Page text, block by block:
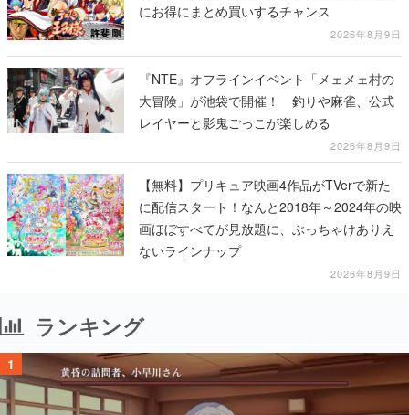
にお得にまとめ買いするチャンス
2026年8月9日
『NTE』オフラインイベント「メェメェ村の
大冒険」が池袋で開催！ 釣りや麻雀、公式
レイヤーと影鬼ごっこが楽しめる
2026年8月9日
【無料】プリキュア映画4作品がTVerで新た
に配信スタート！なんと2018年～2024年の映
画ほぼすべてが見放題に、ぶっちゃけありえ
ないラインナップ
2026年8月9日
ランキング
1